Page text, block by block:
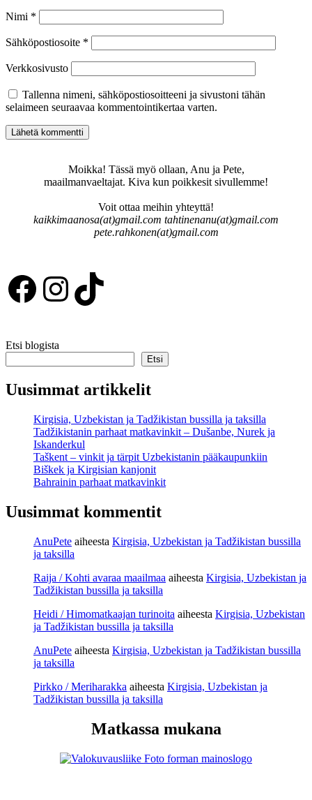
Nimi *
Sähköpostiosoite *
Verkkosivusto
Tallenna nimeni, sähköpostiosoitteeni ja sivustoni tähän
selaimeen seuraavaa kommentointikertaa varten.
Moikka! Tässä myö ollaan, Anu ja Pete,
maailmanvaeltajat. Kiva kun poikkesit sivullemme!
Voit ottaa meihin yhteyttä!
kaikkimaanosa(at)gmail.com tahtinenanu(at)gmail.com
pete.rahkonen(at)gmail.com
Facebook
Instagram
TikTok
Etsi blogista
Etsi
Uusimmat artikkelit
Kirgisia, Uzbekistan ja Tadžikistan bussilla ja taksilla
Tadžikistanin parhaat matkavinkit – Dušanbe, Nurek ja
Iskanderkul
Taškent – vinkit ja tärpit Uzbekistanin pääkaupunkiin
Biškek ja Kirgisian kanjonit
Bahrainin parhaat matkavinkit
Uusimmat kommentit
AnuPete aiheesta Kirgisia, Uzbekistan ja Tadžikistan bussilla
ja taksilla
Raija / Kohti avaraa maailmaa aiheesta Kirgisia, Uzbekistan ja
Tadžikistan bussilla ja taksilla
Heidi / Himomatkaajan turinoita aiheesta Kirgisia, Uzbekistan
ja Tadžikistan bussilla ja taksilla
AnuPete aiheesta Kirgisia, Uzbekistan ja Tadžikistan bussilla
ja taksilla
Pirkko / Meriharakka aiheesta Kirgisia, Uzbekistan ja
Tadžikistan bussilla ja taksilla
Matkassa mukana